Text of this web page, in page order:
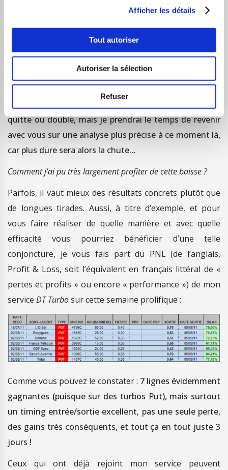
Afficher les détails
Tout autoriser
Autoriser la sélection
Refuser
s’installe en territoire négatif et reste mal orienté,
Côté cours, si un léger rebond technique intermédiaire
n’est pas totalement exclu, et tant qu’idéalement le
palier des 3500 points n’est pas nettement dépassé,
alors rien n’empêchera le test de notre zone des 3000
points de se faire.
Par la suite, ce sera presque du
quitte ou double, mais je prendrai le temps de revenir
avec vous sur une analyse plus précise à ce moment là,
car plus dure sera alors la chute…
Comment j’ai pu très largement profiter de cette baisse ?
Parfois, il vaut mieux des résultats concrets plutôt que
de longues tirades. Aussi, à titre d’exemple, et pour
vous faire réaliser de quelle manière et avec quelle
efficacité vous pourriez bénéficier d’une telle
conjoncture, je vous fais part du PNL (de l’anglais,
Profit & Loss, soit l’équivalent en français littéral de «
pertes et profits » ou encore « performance ») de mon
service DT Turbosur cette semaine prolifique :
Comme vous pouvez le constater : 7 lignes évidemment
gagnantes (puisque sur des turbos Put), mais surtout
un timing entrée/sortie excellent, pas une seule perte,
des gains très conséquents, et tout ça en tout juste 3
jours !
Ceux qui ont déjà rejoint mon service peuvent